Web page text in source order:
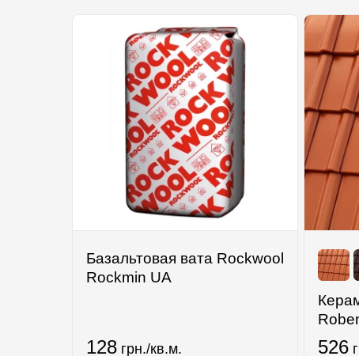
Базальтовая вата Rockwool
Rockmin UA
128 грн./кв.м. 526